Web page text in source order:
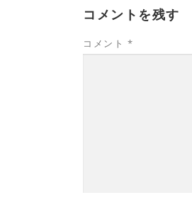
コメントを残す
コメント *